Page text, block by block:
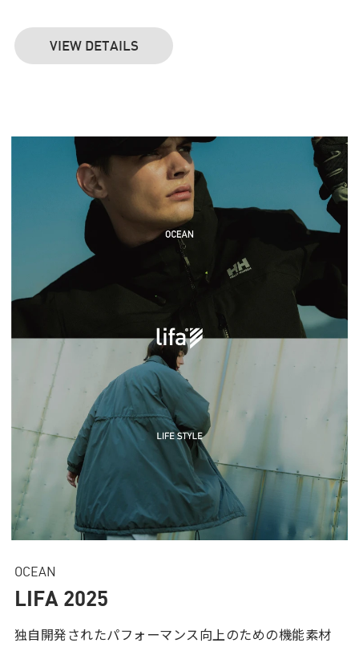
VIEW DETAILS
OCEAN
LIFA 2025
独自開発されたパフォーマンス向上のための機能素材